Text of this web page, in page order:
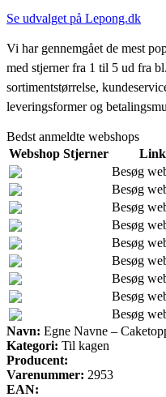
Se udvalget på Lepong.dk
Vi har gennemgået de mest
med stjerner fra 1 til 5 ud fra
sortimentstørrelse,
leveringsformer og
Bedst anmeldte webshops
Webshop Stjerner
Link
Besøg
Besøg
Besøg
Besøg
Besøg
Besøg
Besøg
Besøg
Besøg
Navn: Egne Navne –
Kategori: Til kagen
Producent:
Varenummer: 2953
EAN: